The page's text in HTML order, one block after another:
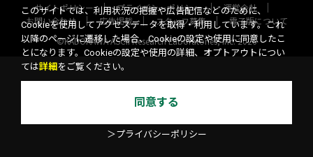
サイトポリシー プライバシーポリシー
運営会社
お問い合わせ
広告掲載 スタッフ募集
電子版について
©KADOKAWA ASCII Research Laboratories, Inc. 2026
このサイトでは、利用状況の把握や広告配信などのために、
Cookieを使用してアクセスデータを取得・利用しています。これ
以降のページに遷移した場合、Cookieの設定や使用に同意したこ
とになります。Cookieの設定や使用の詳細、オプトアウトについ
ては詳細 をご覧ください。
同意する
＞プライバシーポリシー